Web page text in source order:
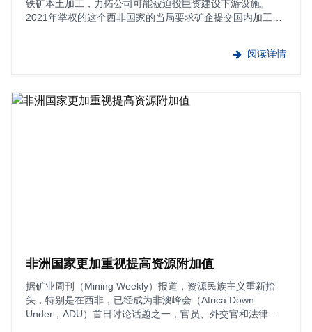
铁矿本土加工，力拓公司可能被迫投巨资建设下游设施。
2021年掌权的这个西非国家的当局要求矿企提交国内加工设
阅读详情
非洲国家更加重视提高资源附加值
据矿业周刊（Mining Weekly）报道，资源民族主义重新抬
头，特别是在西非，已经成为非澳峰会（Africa Down
Under，ADU）首日讨论话题之一，官员、外交官和法律专